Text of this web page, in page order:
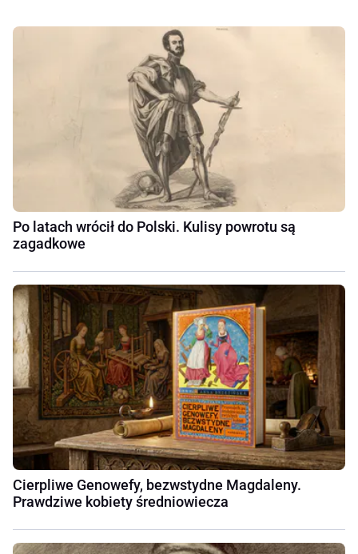
Po latach wrócił do Polski. Kulisy powrotu są
zagadkowe
Cierpliwe Genowefy, bezwstydne Magdaleny.
Prawdziwe kobiety średniowiecza